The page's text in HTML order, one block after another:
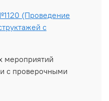
(Проведение
с
мероприятий
с проверочными